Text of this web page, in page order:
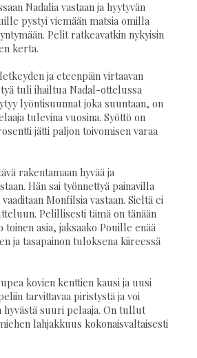
Nadalia vastaan ja hyytyvän
pystyi viemään matsia omilla
Pelit ratkeavatkin nykyisin
kerta.
ja eteenpäin virtaavan
tuli ihailtua Nadal-ottelussa
lyöntisuunnat joka suuntaan, on
tulevina vuosina. Syöttö on
jätti paljon toivomisen varaa
rakentamaan hyvää ja
Hän sai työnnettyä painavilla
Monfilsia vastaan. Sieltä ei
Pelillisesti tämä on tänään
asia, jaksaako Pouille enää
ja tasapainon tuloksena kiireessä
kovien kenttien kausi ja uusi
tarvittavaa piristystä ja voi
hyvästä suuri pelaaja. On tullut
lahjakkuus kokonaisvaltaisesti